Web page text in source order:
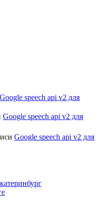
Google speech api v2 для
Google speech api v2 для
Google speech api v2 для